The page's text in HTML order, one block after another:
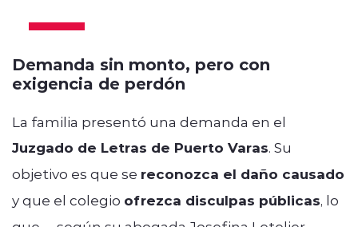
Demanda sin monto, pero con
exigencia de perdón
La familia presentó una demanda en el
Juzgado de Letras de Puerto Varas. Su
objetivo es que se reconozca el daño causado
y que el colegio ofrezca disculpas públicas, lo